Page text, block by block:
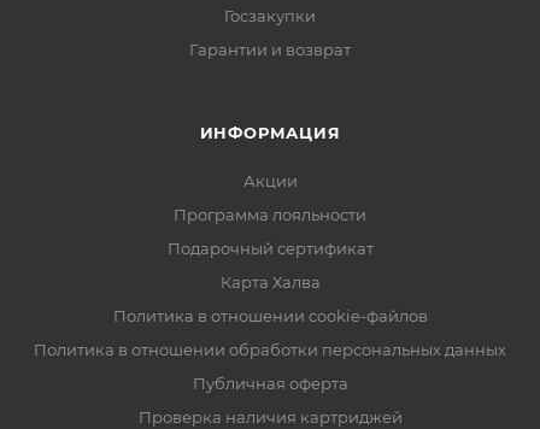
Госзакупки
Гарантии и возврат
ИНФОРМАЦИЯ
Акции
Программа лояльности
Подарочный сертификат
Карта Халва
Политика в отношении cookie-файлов
Политика в отношении обработки персональных данных
Публичная оферта
Проверка наличия картриджей